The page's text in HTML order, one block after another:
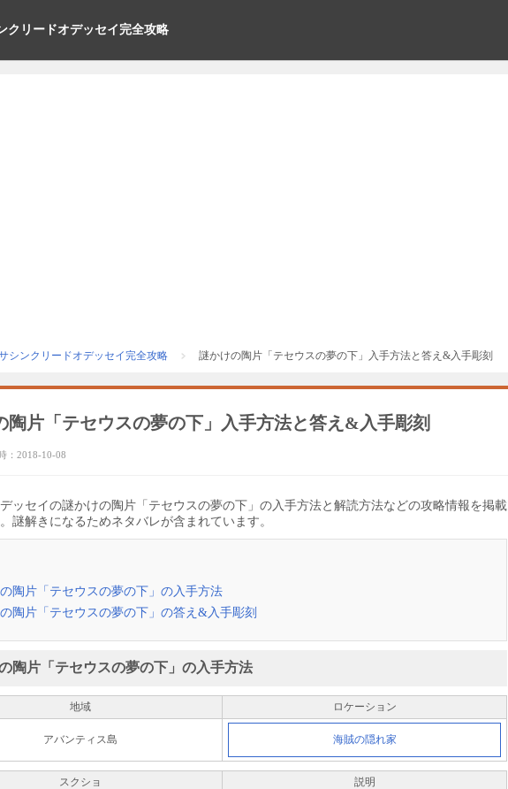
クリードオデッセイ完全攻略
シンクリードオデッセイ完全攻略 謎かけの陶片「テセウスの夢の下」入手方法と答え&入手彫刻
陶片「テセウスの夢の下」入手方法と答え&入手彫刻
： 2018-10-08
ッセイの謎かけの陶片「テセウスの夢の下」の入手方法と解読方法などの攻略情報を掲載
謎解きになるためネタバレが含まれています。
陶片「テセウスの夢の下」の入手方法
陶片「テセウスの夢の下」の答え&入手彫刻
陶片「テセウスの夢の下」の入手方法
地域 ロケーション
アバンティス島 海賊の隠れ家
スクショ 説明